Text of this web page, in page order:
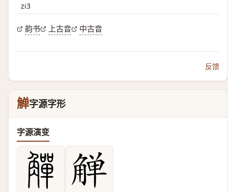
zi3
韵书 上古音 中古音
反馈
觯字源字形
字源演变